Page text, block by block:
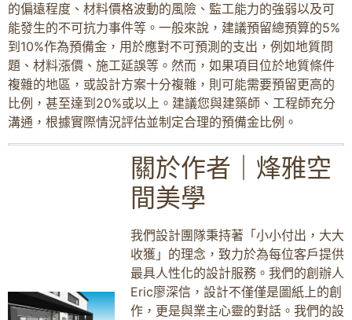
的偏遠程度、材料價格波動的風險、監工能力的強弱以及可
能發生的不可抗力事件等。一般來說，建議預留總預算的5%
到10%作為預備金，用於應對不可預測的支出，例如地質問
題、材料漲價、施工延誤等。然而，如果項目位於地質條件
複雜的地區，或設計方案十分複雜，則可能需要預留更高的
比例，甚至達到20%或以上。建議您與建築師、工程師充分
溝通，根據實際情況評估並制定合理的預備金比例。
關於作者｜烽雅空
間美學
我們設計團隊秉持著「小小付出，大大
收獲」的理念，致力於為每位客戶提供
最具人性化的設計服務。我們的創辦人
Eric廖深信，設計不僅僅是圖紙上的創
作，更是與業主心靈的對話。我們的設